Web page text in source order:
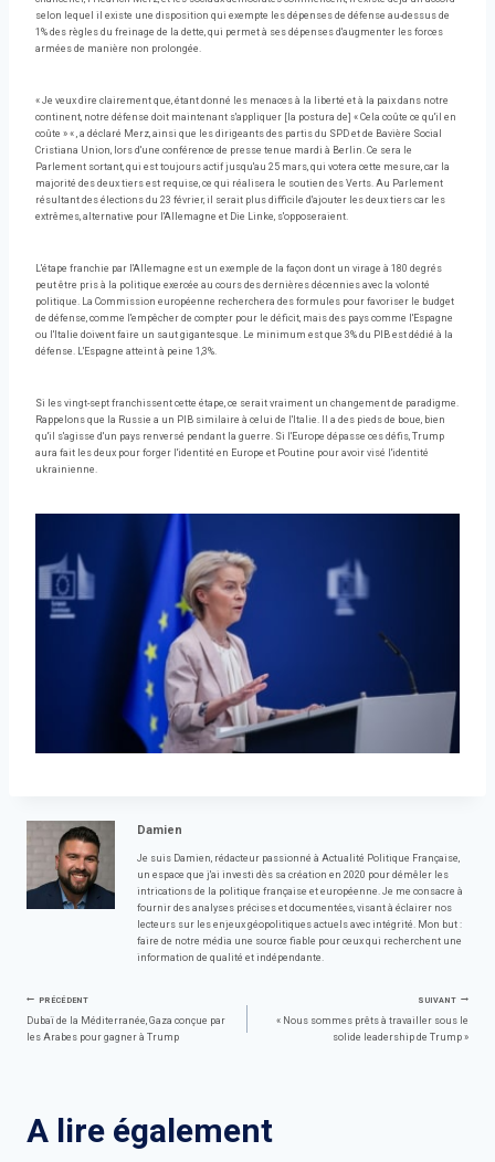
selon lequel il existe une disposition qui exempte les dépenses de défense au-dessus de
1% des règles du freinage de la dette, qui permet à ses dépenses d'augmenter les forces
armées de manière non prolongée.
« Je veux dire clairement que, étant donné les menaces à la liberté et à la paix dans notre
continent, notre défense doit maintenant s'appliquer [la postura de] « Cela coûte ce qu'il en
coûte » « , a déclaré Merz, ainsi que les dirigeants des partis du SPD et de Bavière Social
Cristiana Union, lors d'une conférence de presse tenue mardi à Berlin. Ce sera le
Parlement sortant, qui est toujours actif jusqu'au 25 mars, qui votera cette mesure, car la
majorité des deux tiers est requise, ce qui réalisera le soutien des Verts. Au Parlement
résultant des élections du 23 février, il serait plus difficile d'ajouter les deux tiers car les
extrêmes, alternative pour l'Allemagne et Die Linke, s'opposeraient.
L'étape franchie par l'Allemagne est un exemple de la façon dont un virage à 180 degrés
peut être pris à la politique exercée au cours des dernières décennies avec la volonté
politique. La Commission européenne recherchera des formules pour favoriser le budget
de défense, comme l'empêcher de compter pour le déficit, mais des pays comme l'Espagne
ou l'Italie doivent faire un saut gigantesque. Le minimum est que 3% du PIB est dédié à la
défense. L'Espagne atteint à peine 1,3%.
Si les vingt-sept franchissent cette étape, ce serait vraiment un changement de paradigme.
Rappelons que la Russie a un PIB similaire à celui de l'Italie. Il a des pieds de boue, bien
qu'il s'agisse d'un pays renversé pendant la guerre. Si l'Europe dépasse ces défis, Trump
aura fait les deux pour forger l'identité en Europe et Poutine pour avoir visé l'identité
ukrainienne.
Damien
Je suis Damien, rédacteur passionné à Actualité Politique Française,
un espace que j'ai investi dès sa création en 2020 pour démêler les
intrications de la politique française et européenne. Je me consacre à
fournir des analyses précises et documentées, visant à éclairer nos
lecteurs sur les enjeux géopolitiques actuels avec intégrité. Mon but :
faire de notre média une source fiable pour ceux qui recherchent une
information de qualité et indépendante.
Navigation
PRÉCÉDENT
Dubaï de la Méditerranée, Gaza conçue par
les Arabes pour gagner à Trump
SUIVANT
« Nous sommes prêts à travailler sous le
solide leadership de Trump »
A lire également